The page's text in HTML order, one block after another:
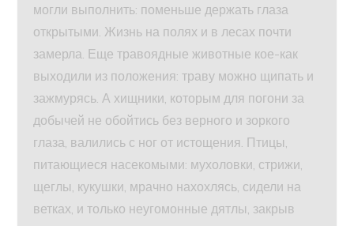
могли выполнить: поменьше держать глаза
открытыми. Жизнь на полях и в лесах почти
замерла. Еще травоядные животные кое-как
выходили из положения: траву можно щипать и
зажмурясь. А хищники, которым для погони за
добычей не обойтись без верного и зоркого
глаза, валились с ног от истощения. Птицы,
питающиеся насекомыми: мухоловки, стрижи,
щеглы, кукушки, мрачно нахохлясь, сидели на
ветках, и только неугомонные дятлы, закрыв